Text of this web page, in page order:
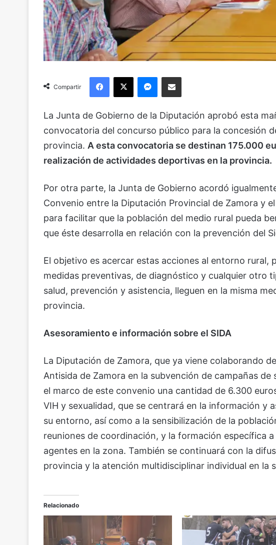
Compartir
Facebook
X Messenger
Compartir via Email
La Junta de Gobierno de la Diputación aprobó esta
convocatoria del concurso público para la concesión
provincia. A esta convocatoria se destinan 175.000
realización de actividades deportivas en la provincia.
Por otra parte, la Junta de Gobierno acordó
Convenio entre la Diputación Provincial de Zamora y
para facilitar que la población del medio rural pueda
que éste desarrolla en relación con la prevención del
El objetivo es acercar estas acciones al entorno rural,
medidas preventivas, de diagnóstico y cualquier otro
salud, prevención y asistencia, lleguen en la misma
provincia.
Asesoramiento e información sobre el SIDA
La Diputación de Zamora, que ya viene colaborando
Antisida de Zamora en la subvención de campañas
el marco de este convenio una cantidad de 6.300
VIH y sexualidad, que se centrará en la información y
su entorno, así como a la sensibilización de la
reuniones de coordinación, y la formación específica
agentes en la zona. También se continuará con la
provincia y la atención multidisciplinar individual en la
Relacionado